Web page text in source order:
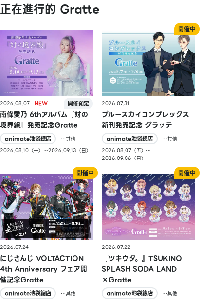
正在進行的 Gratte
2026.08.07
南條愛乃 6thアルバム『対の
境界線』発売記念Gratte
animate池袋總店
…其他
2026.08.10（一）〜2026.09.13（日）
2026.07.31
ブルースカイコンプレックス
新刊発売記念 グラッテ
animate池袋總店
…其他
2026.08.07（五）〜
2026.09.06（日）
2026.07.24
にじさんじ VOLTACTION
4th Anniversary フェア開
催記念Gratte
animate池袋總店
…其他
2026.07.22
『ツキウタ。』TSUKINO
SPLASH SODA LAND
×Gratte
animate池袋總店
…其他